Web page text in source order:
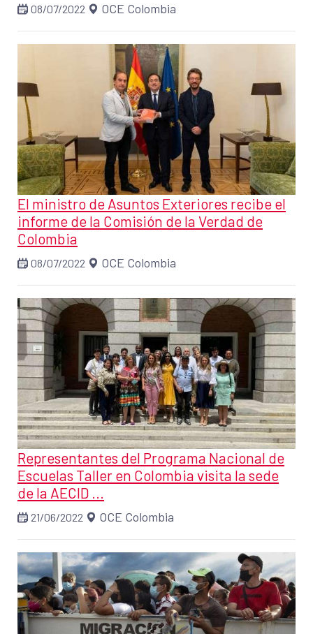
08/07/2022 OCE Colombia
El ministro de Asuntos Exteriores recibe el
informe de la Comisión de la Verdad de
Colombia
08/07/2022 OCE Colombia
Representantes del Programa Nacional de
Escuelas Taller en Colombia visita la sede
de la AECID ...
21/06/2022 OCE Colombia